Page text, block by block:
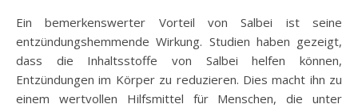
Ein bemerkenswerter Vorteil von Salbei ist seine
entzündungshemmende Wirkung. Studien haben gezeigt,
dass die Inhaltsstoffe von Salbei helfen können,
Entzündungen im Körper zu reduzieren. Dies macht ihn zu
einem wertvollen Hilfsmittel für Menschen, die unter